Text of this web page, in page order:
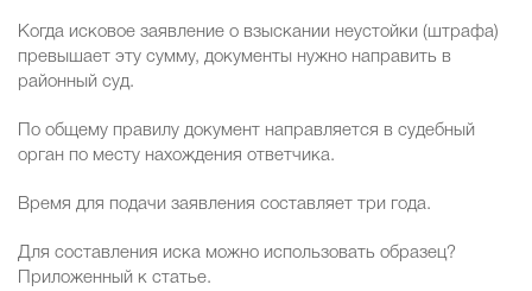
Когда исковое заявление о взыскании неустойки (штрафа)
превышает эту сумму, документы нужно направить в
районный суд.
По общему правилу документ направляется в судебный
орган по месту нахождения ответчика.
Время для подачи заявления составляет три года.
Для составления иска можно использовать образец?
Приложенный к статье.